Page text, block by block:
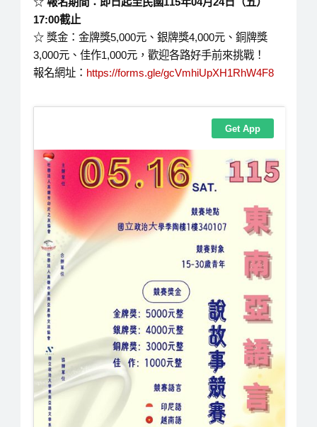
17:00截止
☆ 獎金：金牌獎5,000元、銀牌獎4,000元、銅牌獎
3,000元、佳作1,000元，歡迎各路好手前來挑戰！
報名網址： https://forms.gle/gcVmhiUpXH1RhW4F8